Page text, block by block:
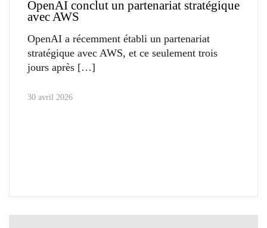
OpenAI conclut un partenariat stratégique
avec AWS
OpenAI a récemment établi un partenariat
stratégique avec AWS, et ce seulement trois
jours après
30 avril 2026